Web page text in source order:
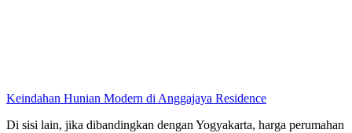
Keindahan Hunian Modern di Anggajaya Residence
Di sisi lain, jika dibandingkan dengan Yogyakarta, harga perumahan